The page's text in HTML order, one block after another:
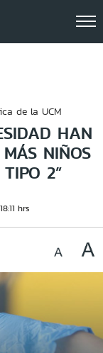
de la UCM
HAN
NIÑOS
2”
18:11 hrs